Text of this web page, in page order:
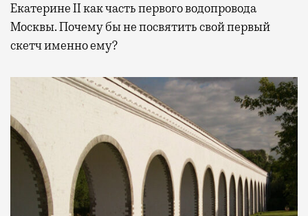
Екатерине II как часть первого водопровода
Москвы. Почему бы не посвятить свой первый
скетч именно ему?